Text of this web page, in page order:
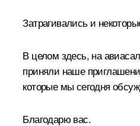
Затрагивались и
В целом здесь, на
приняли наше
которые мы сегодня
Благодарю вас.